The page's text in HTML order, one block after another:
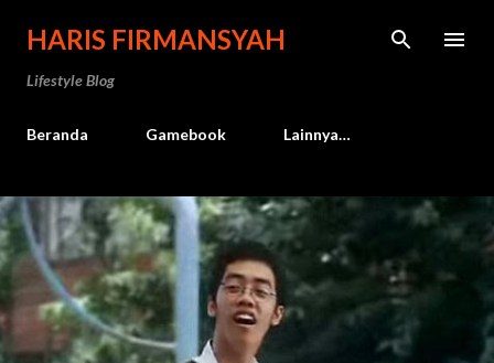
Langsung ke konten utama
HARIS FIRMANSYAH
Lifestyle Blog
Beranda Gamebook Lainnya…